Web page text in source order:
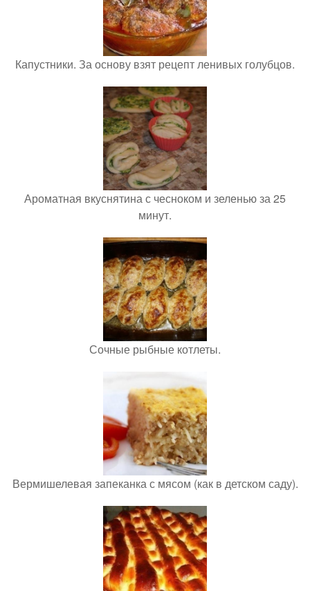
Капустники. За основу взят рецепт ленивых голубцов.
Ароматная вкуснятина с чесноком и зеленью за 25
минут.
Сочные рыбные котлеты.
Вермишелевая запеканка с мясом (как в детском саду).